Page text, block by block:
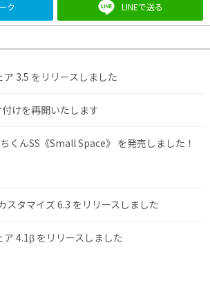
ク LINEで送る
3.5 をリリースしました
けを再開いたします
くんSS《Small Space》 を発売しました！
タマイズ 6.3 をリリースしました
4.1β をリリースしました